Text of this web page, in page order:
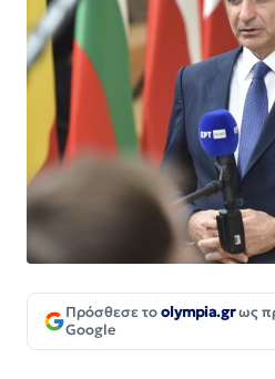
Πρόσθεσε τοolympia.grως
Google